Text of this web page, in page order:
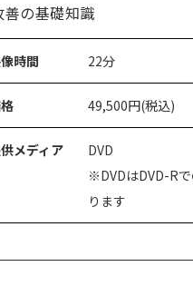
の基礎知識
時間 22分
49,500円(税込)
メディア
DVD
※DVDはDVD-R
ります